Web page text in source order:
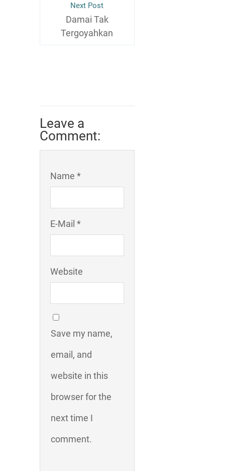
Next Post
Damai Tak
Tergoyahkan
Leave a
Comment:
Name *
E-Mail *
Website
Save my name,
email, and
website in this
browser for the
next time I
comment.